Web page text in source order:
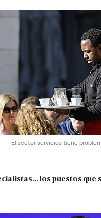
El sector servicios tiene
los puestos que